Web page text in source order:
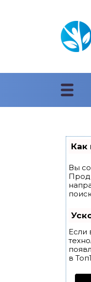
Как
Вы
Если
в
прически 2018
стрижки 2018